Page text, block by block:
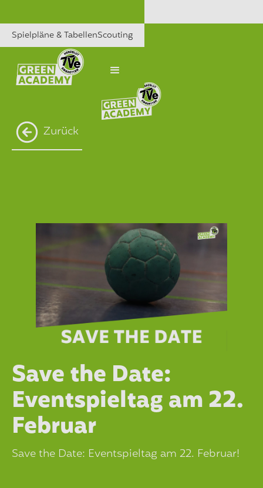
Spielpläne & TabellenScouting
Zurück
Save the Date:
Eventspieltag am 22.
Februar
Save the Date: Eventspieltag am 22. Februar!